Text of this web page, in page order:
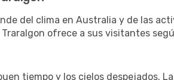
del clima en Australia y de las
ofrece a sus visitantes
tiempo y los cielos